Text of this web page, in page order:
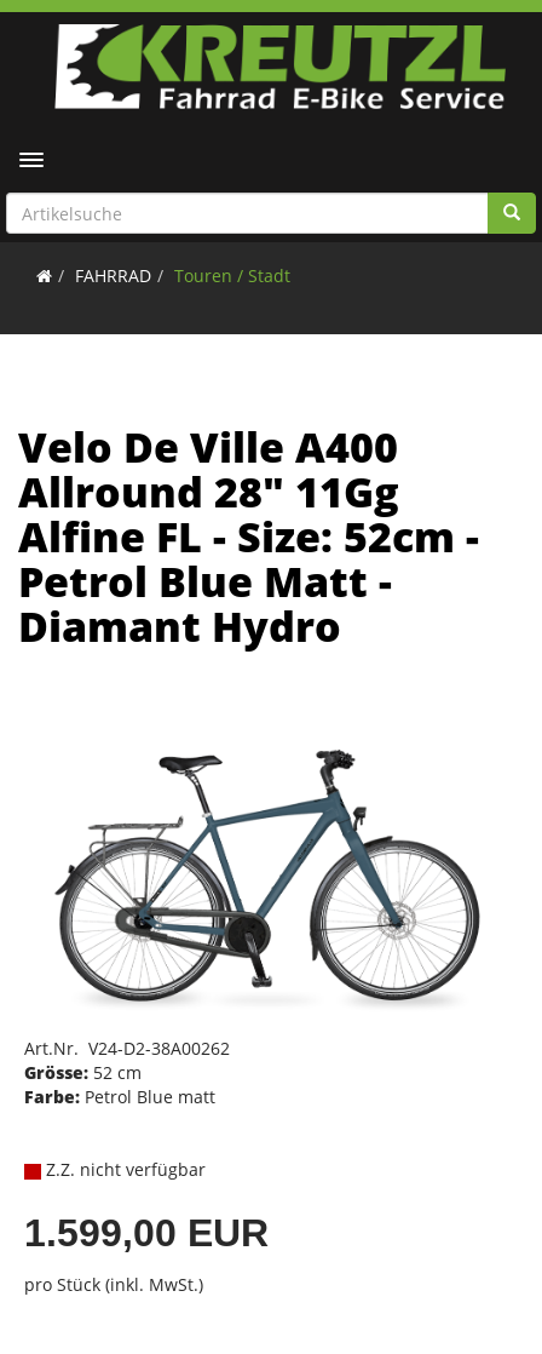
Toggle navigation
FAHRRAD Touren / Stadt
Velo De Ville A400
Allround 28" 11Gg
Alfine FL - Size: 52cm -
Petrol Blue Matt -
Diamant Hydro
Art.Nr. V24-D2-38A00262
Grösse: 52 cm
Farbe: Petrol Blue matt
Z.Z. nicht verfügbar
1.599,00 EUR
pro Stück (inkl. MwSt.)